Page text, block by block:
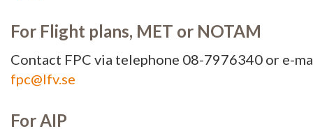
For Flight plans, MET or NOTAM
Contact FPC via telephone 08-7976340 or e-
fpc@lfv.se
For AIP